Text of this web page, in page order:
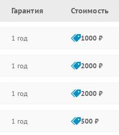
Гарантия Стоимость
1 год 1000 ₽
1 год 2000 ₽
1 год 2000 ₽
1 год 500 ₽